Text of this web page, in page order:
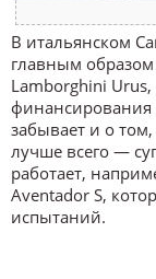
В итальянском
главным образом
Lamborghini
финансирования
забывает и о
лучше всего —
работает,
Aventador S,
испытаний.